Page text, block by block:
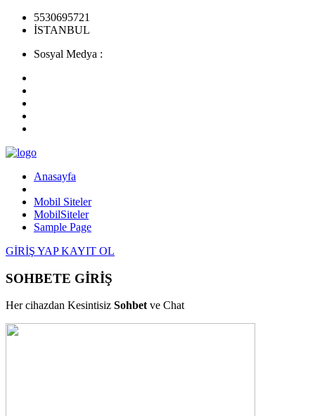
5530695721
İSTANBUL
Sosyal Medya :
Anasayfa
Mobil Siteler
MobilSiteler
Sample Page
GİRİŞ YAP KAYIT OL
SOHBETE GİRİŞ
Her cihazdan Kesintisiz Sohbetve Chat